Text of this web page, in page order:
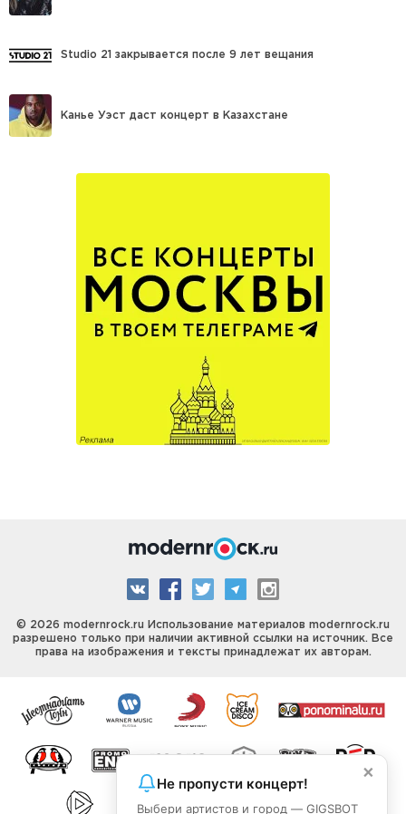
Studio 21 закрывается после 9 лет вещания
Канье Уэст даст концерт в Казахстане
© 2026 modernrock.ru Использование материалов modernrock.ru
разрешено только при наличии активной ссылки на источник. Все
права на изображения и тексты принадлежат их авторам.
×
Не пропусти концерт!
Выбери артистов и город — GIGSBOT